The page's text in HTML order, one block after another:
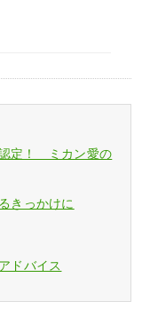
定！ ミカン愛の
きっかけに
ドバイス